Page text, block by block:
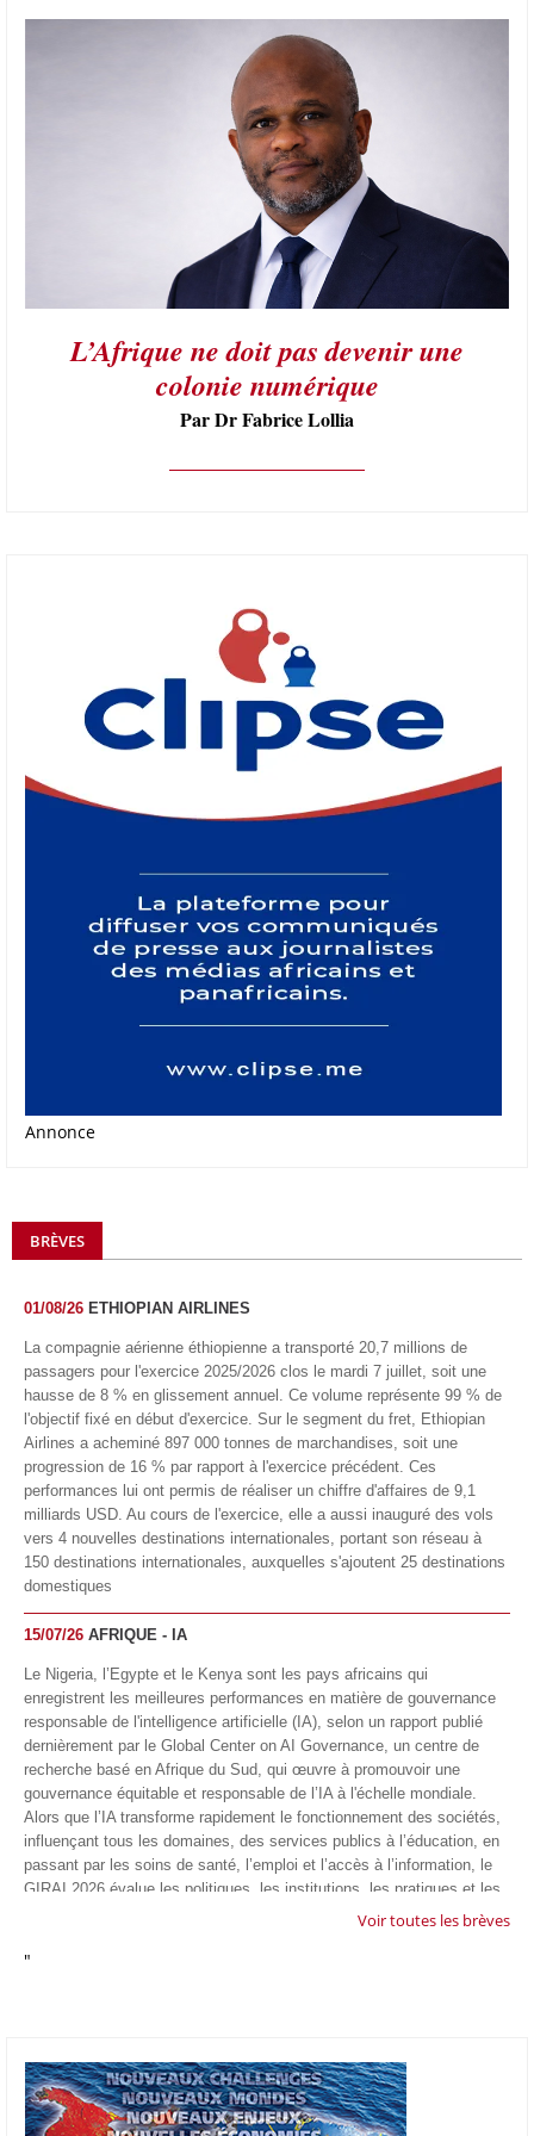
L’Afrique ne doit pas devenir une
colonie numérique
Par Dr Fabrice Lollia
Annonce
BRÈVES
01/08/26 ETHIOPIAN AIRLINES
La compagnie aérienne éthiopienne a transporté 20,7 millions de
passagers pour l'exercice 2025/2026 clos le mardi 7 juillet, soit une
hausse de 8 % en glissement annuel. Ce volume représente 99 % de
l'objectif fixé en début d'exercice. Sur le segment du fret, Ethiopian
Airlines a acheminé 897 000 tonnes de marchandises, soit une
progression de 16 % par rapport à l'exercice précédent. Ces
performances lui ont permis de réaliser un chiffre d'affaires de 9,1
milliards USD. Au cours de l'exercice, elle a aussi inauguré des vols
vers 4 nouvelles destinations internationales, portant son réseau à
150 destinations internationales, auxquelles s'ajoutent 25 destinations
domestiques
15/07/26 AFRIQUE - IA
Le Nigeria, l’Egypte et le Kenya sont les pays africains qui
enregistrent les meilleures performances en matière de gouvernance
responsable de l'intelligence artificielle (IA), selon un rapport publié
dernièrement par le Global Center on AI Governance, un centre de
recherche basé en Afrique du Sud, qui œuvre à promouvoir une
gouvernance équitable et responsable de l’IA à l'échelle mondiale.
Alors que l’IA transforme rapidement le fonctionnement des sociétés,
influençant tous les domaines, des services publics à l’éducation, en
passant par les soins de santé, l’emploi et l’accès à l’information, le
GIRAI 2026 évalue les politiques, les institutions, les pratiques et les
conditions générales de gouvernance qui favorisent un déploiement
technologie.
appliquée d'Afrique à À Accra, au Ghana. L'annonce a été faite
mercredi 1er juillet lors du premier Google Cloud Summit du groupe
américain, qui a également indiqué avoir dépassé son objectif
Voir toutes les brèves
"